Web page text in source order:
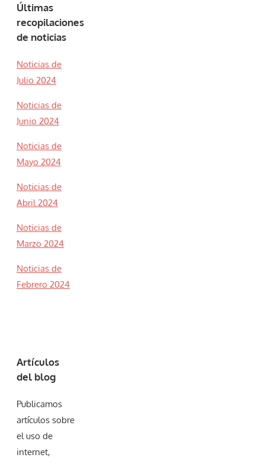
Últimas
recopilaciones
de noticias
Noticias de
Julio 2024
Noticias de
Junio 2024
Noticias de
Mayo 2024
Noticias de
Abril 2024
Noticias de
Marzo 2024
Noticias de
Febrero 2024
Artículos
del blog
Publicamos
artículos sobre
el uso de
internet,